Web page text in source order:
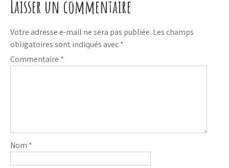
Laisser un commentaire
Votre adresse e-mail ne sera pas publiée. Les champs
obligatoires sont indiqués avec*
Commentaire *
Nom *